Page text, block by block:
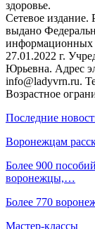
здоровье.
Сетевое
выдано
информационных
27.01.2022 г.
Юрьевна. Адрес
info@ladyvrn.ru.
Возрастное
Последние
Воронежцам
Более 900
воронежцы,…
Более 770
Мастер-классы